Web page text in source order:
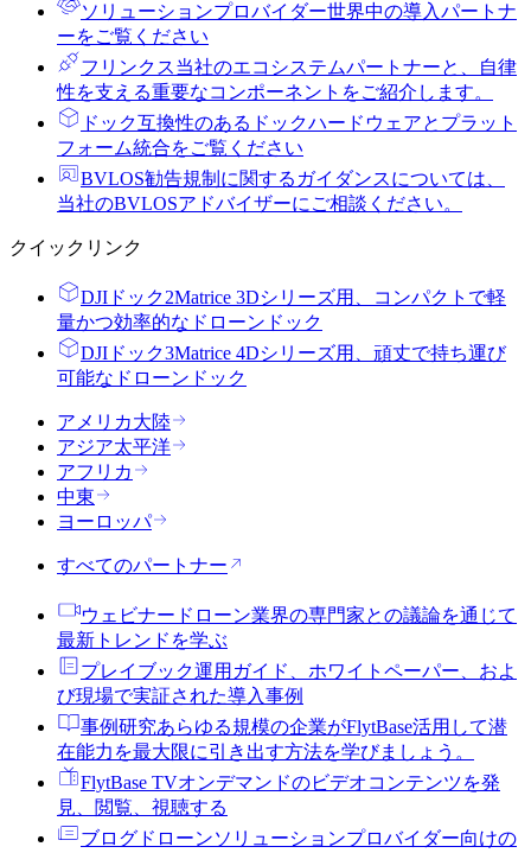
ソリューションプロバイダー世界中の導入パートナ
ーをご覧ください
フリンクス当社のエコシステムパートナーと、自律
性を支える重要なコンポーネントをご紹介します。
ドック互換性のあるドックハードウェアとプラット
フォーム統合をご覧ください
BVLOS勧告規制に関するガイダンスについては、
当社のBVLOSアドバイザーにご相談ください。
クイックリンク
DJIドック2Matrice 3Dシリーズ用、コンパクトで軽
量かつ効率的なドローンドック
DJIドック3Matrice 4Dシリーズ用、頑丈で持ち運び
可能なドローンドック
アメリカ大陸
アジア太平洋
アフリカ
中東
ヨーロッパ
すべてのパートナー
ウェビナー ドローン業界の専門家との議論を通じて
最新トレンドを学ぶ
プレイブック運用ガイド、ホワイトペーパー、およ
び現場で実証された導入事例
事例研究あらゆる規模の企業がFlytBase活用して潜
在能力を最大限に引き出す方法を学びましょう。
FlytBase TVオンデマンドのビデオコンテンツを発
見、閲覧、視聴する
ブログ ドローンソリューションプロバイダー向けの